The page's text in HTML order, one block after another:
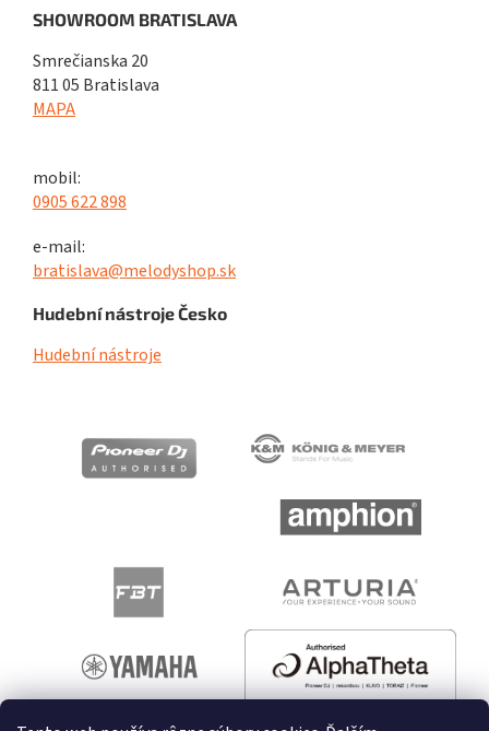
SHOWROOM BRATISLAVA
Smrečianska 20
811 05 Bratislava
MAPA
mobil:
0905 622 898
e-mail:
bratislava@melodyshop.sk
Hudební nástroje Česko
Hudební nástroje